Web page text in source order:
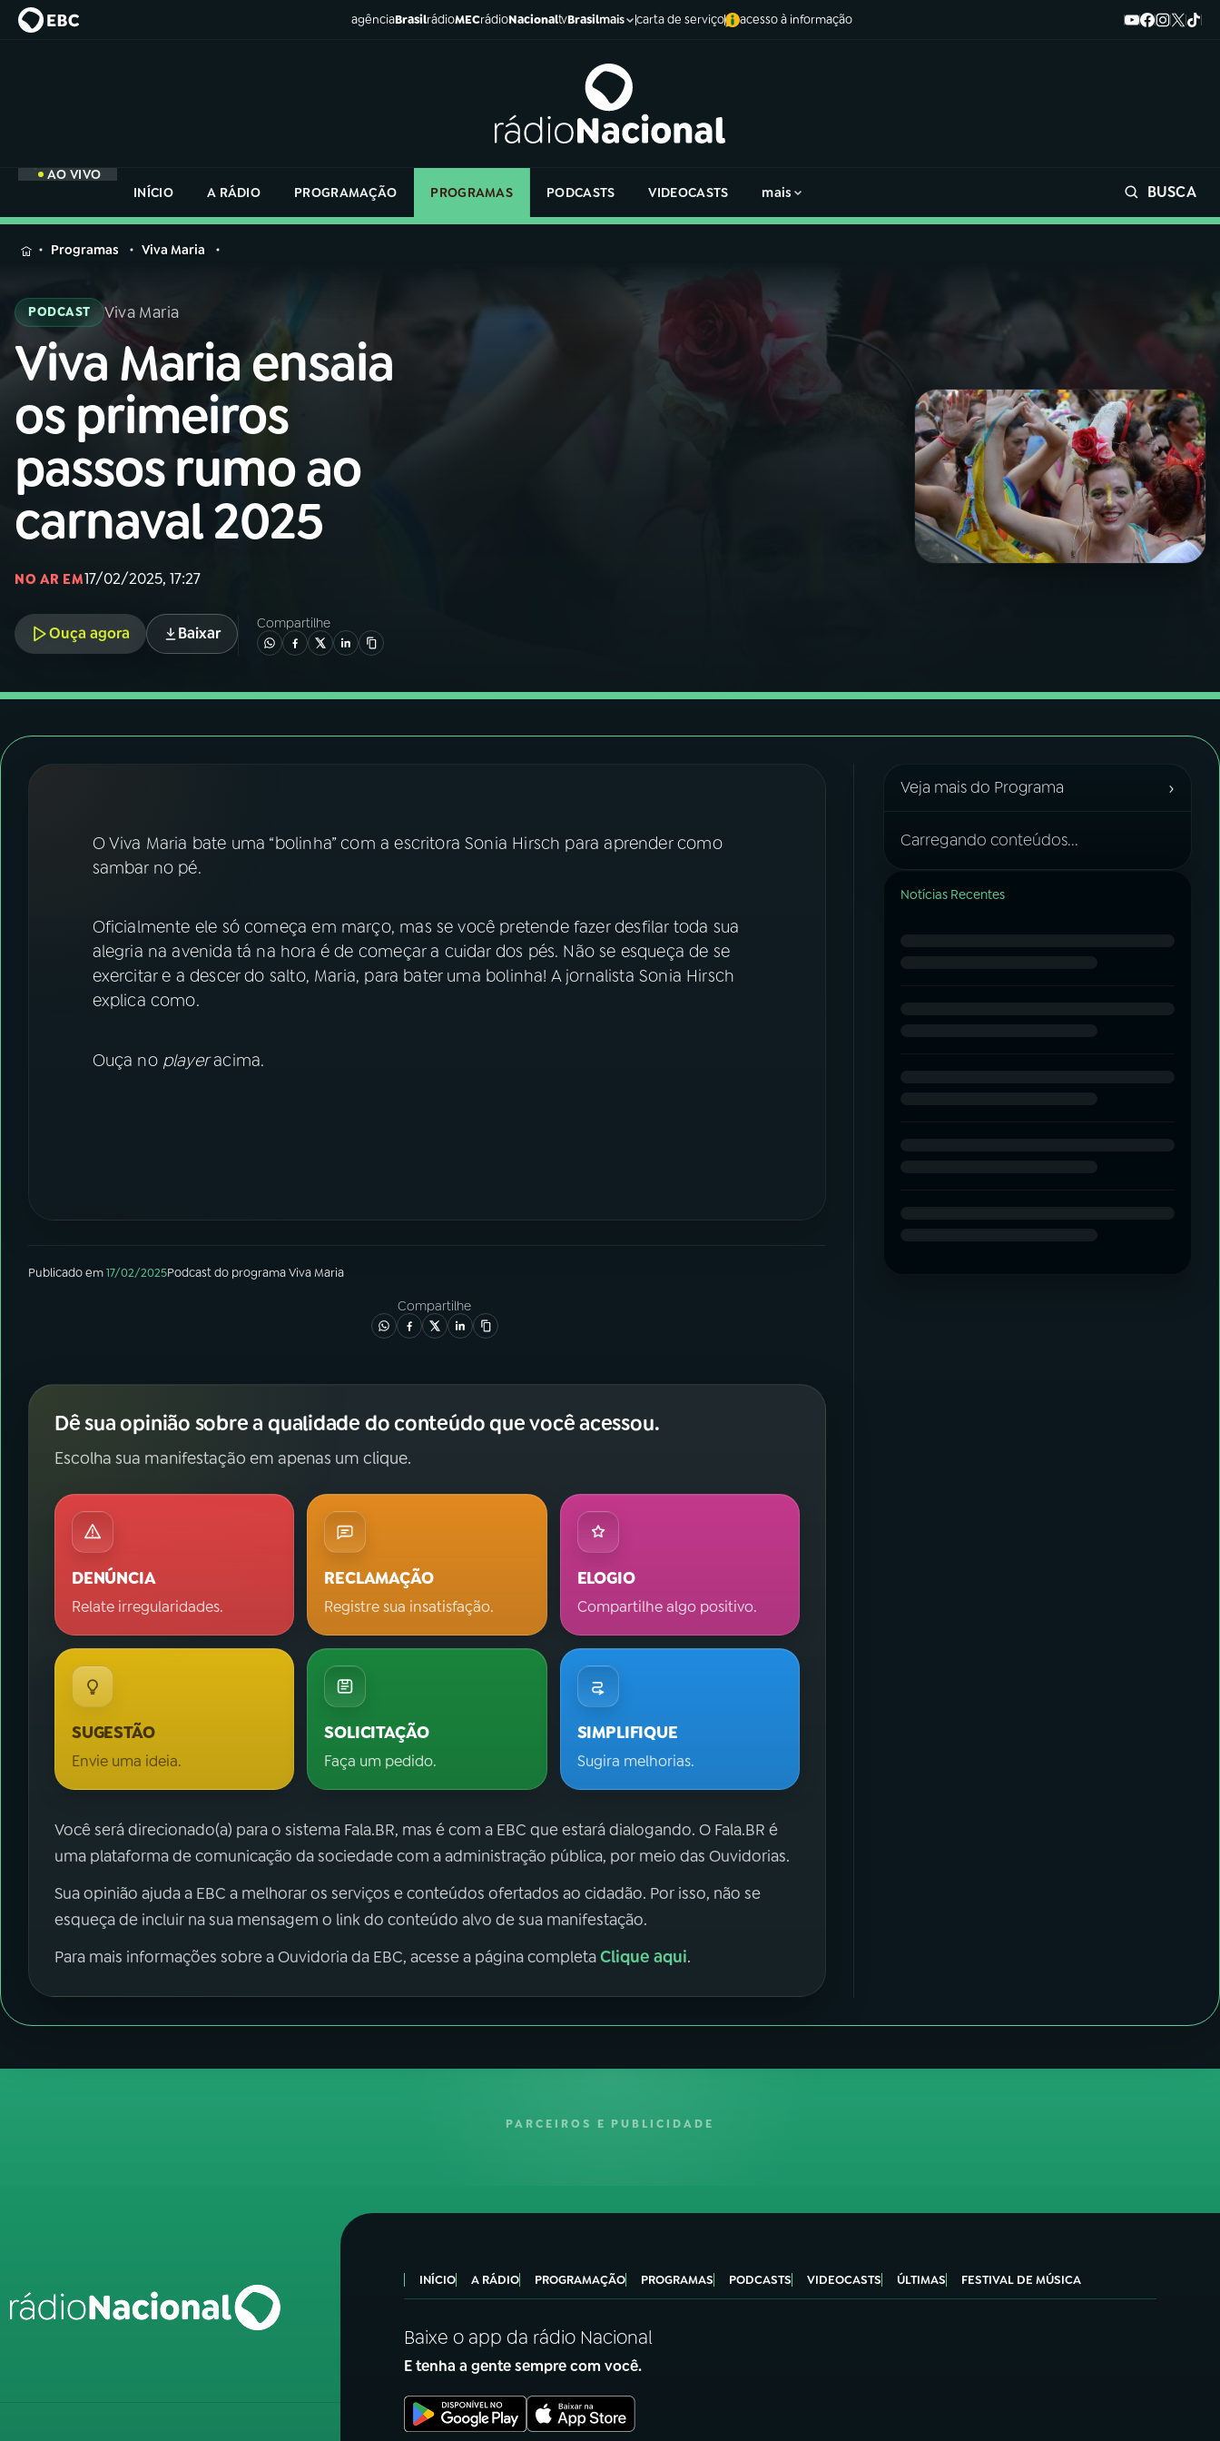
agênciaBrasilrádioMECrádioNacionaltvBrasilmais carta de serviço acesso à informação
AO VIVO
INÍCIO
A RÁDIO PROGRAMAÇÃO PROGRAMAS PODCASTS VIDEOCASTS mais BUSCA
MENU
Buscar
na
Rádio
Nacional
AO VIVO
01 INÍCIO
02 A RÁDIO
03PROGRAMAÇÃO
04PROGRAMAS
05PODCASTS
FESTIVAL DE MÚSICA
ACOMPANHE A RÁDIO NACIONAL
YouTube Facebook
na
Rádio
Nacional
Programas Viva Maria
PODCAST Viva Maria
Viva Maria ensaia
os primeiros
passos rumo ao
carnaval 2025
NO AR EM17/02/2025, 17:27
Ouça agora Baixar
Compartilhe
O Viva Maria bate uma “bolinha” com a escritora Sonia Hirsch para aprender como
sambar no pé.
Oficialmente ele só começa em março, mas se você pretende fazer desfilar toda sua
alegria na avenida tá na hora é de começar a cuidar dos pés. Não se esqueça de se
exercitar e a descer do salto, Maria, para bater uma bolinha! A jornalista Sonia Hirsch
explica como.
Ouça no playeracima.
Publicado em17/02/2025Podcastdo programaViva Maria
Compartilhe
Dê sua opinião sobre a qualidade do conteúdo que você acessou.
Escolha sua manifestação em apenas um clique.
DENÚNCIA
Relate irregularidades.
RECLAMAÇÃO
Registre sua insatisfação.
ELOGIO
Compartilhe algo positivo.
SUGESTÃO
Envie uma ideia.
SOLICITAÇÃO
Faça um pedido.
SIMPLIFIQUE
Sugira melhorias.
Você será direcionado(a) para o sistema Fala.BR, mas é com a EBC que estará dialogando. O Fala.BR é
uma plataforma de comunicação da sociedade com a administração pública, por meio das Ouvidorias.
Sua opinião ajuda a EBC a melhorar os serviços e conteúdos ofertados ao cidadão. Por isso, não se
esqueça de incluir na sua mensagem o link do conteúdo alvo de sua manifestação.
Para mais informações sobre a Ouvidoria da EBC, acesse a página completaClique aqui.
Veja mais do Programa ›
Carregando conteúdos...
Notícias Recentes
PARCEIROS E PUBLICIDADE
INÍCIO A RÁDIO PROGRAMAÇÃO PROGRAMAS PODCASTS VIDEOCASTS ÚLTIMAS FESTIVAL DE MÚSICA
Baixe o app da rádio Nacional
E tenha a gente sempre com você.